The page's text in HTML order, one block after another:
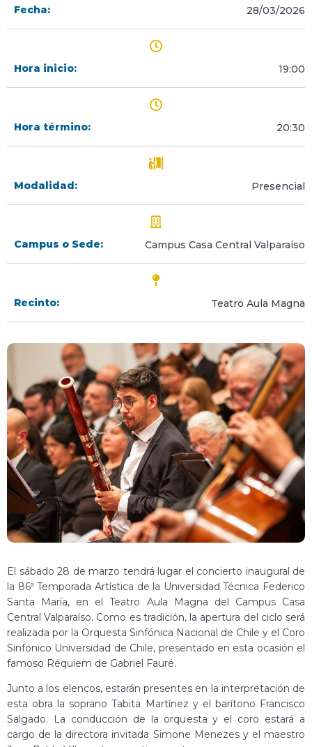
El sábado 28 de marzo tendrá lugar el concierto inaugural de
la 86ª Temporada Artística de la Universidad Técnica Federico
Santa María, en el Teatro Aula Magna del Campus Casa
Central Valparaíso. Como es tradición, la apertura del ciclo será
realizada por la Orquesta Sinfónica Nacional de Chile y el Coro
Sinfónico Universidad de Chile, presentado en esta ocasión el
famoso Réquiem de Gabriel Fauré.
Junto a los elencos, estarán presentes en la interpretación de
esta obra la soprano Tabita Martínez y el barítono Francisco
Salgado. La conducción de la orquesta y el coro estará a
cargo de la directora invitada Simone Menezes y el maestro
Fecha: 28/03/2026
Hora inicio: 19:00
Hora término: 20:30
Modalidad: Presencial
Campus o Sede: Campus Casa Central Valparaíso
Recinto: Teatro Aula Magna